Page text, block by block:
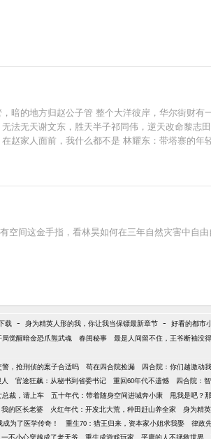
暗的地方归赵公子管 整个大洋彼岸，华尔街财
法无天谢文东，胜天半子祁同伟，逆天改命黎
赵家人面前，我什么都不是 林耀东：带塔寨的
桌便是两败俱伤 高育良：被赵瑞龙拿捏，不算
的2亿现金
间这金手指，看林昊如何在三年自然灾害中自
载 - 身为精英人形的我，你让我当保镖最新章节 - 好看的都市
局觉醒暗金恐爪熊武魂 春闺秘事 最是人间留不住，王爷断袖没
警，抢刑侦的案子合适吗 苟在四合院捡漏 四合院：你们越激动
官途狂飙：从秘书到省委书记 重回60年代不遗憾 四合院：
总裁，请上车 五十年代：带着随身空间进城奔小康 甩我是吧？
我的区长老婆 火红年代：开发北大荒，种田赶山养全家 身为精
为了医学传奇！ 重生70：猎王归来，资本家小姐求我娶 律政
一不小心穿越成了老天爷 重生成游戏玩家 平庸的人不拯救世界